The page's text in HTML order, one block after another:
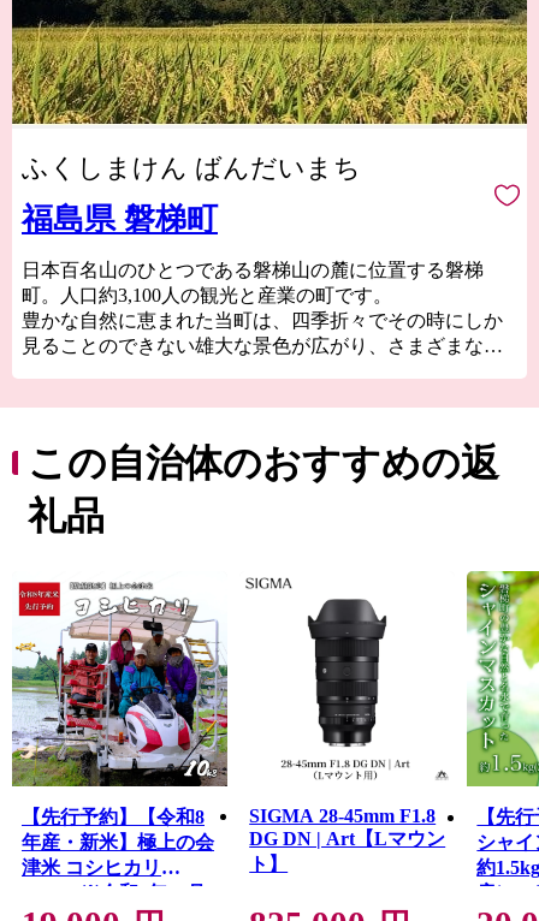
ふくしまけん ばんだいまち
福島県 磐梯町
日本百名山のひとつである磐梯山の麓に位置する磐梯
町。人口約3,100人の観光と産業の町です。
豊かな自然に恵まれた当町は、四季折々でその時にしか
見ることのできない雄大な景色が広がり、さまざまなア
豊かな水で育つコシヒカリやひとめぼれといった米。シ
ャインマスカットやりんご。国内外にファンをもつ榮川
酒造や老舗酒蔵の磐梯酒造が醸す日本酒。そして、世界
中のカメラファンを魅了するカメラレンズブランドの
な水を利用してさまざまな製品を製造しています。
この自治体のおすすめの返
礼品
【先行予約】【令和8
年産・新米】極上の会
津米 コシヒカリ
10kg ※令和8年10月
SIGMA 28-45mm F1.8
DG DN | Art【Lマウン
ト】
【先
シャ
約
房）